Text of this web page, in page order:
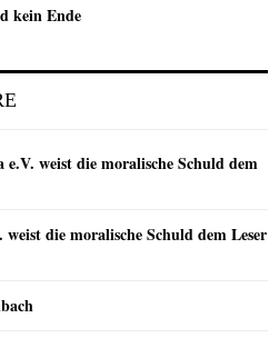
kein Ende
e.V. weist die moralische Schuld dem
die moralische Schuld dem Leser